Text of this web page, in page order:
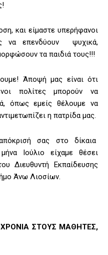
και είμαστε υπερήφανοι
να επενδύουν ψυχικά,
τα παιδιά τους!!!
Άποψή μας είναι ότι
πολίτες μπορούν να
όπως εμείς θέλουμε να
η πατρίδα μας.
σας στο δίκαια
Ιούλιο είχαμε θέσει
Διευθυντή Εκπαίδευσης
Άνω Λιοσίων.
ΣΤΟΥΣ ΜΑΘΗΤΕΣ,